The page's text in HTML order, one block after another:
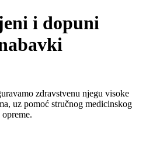
i dopuni
zdravstvenu njegu visoke
uz pomoć stručnog medicinskog